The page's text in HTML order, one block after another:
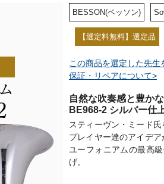
BESSON(ベッソン)
【選定料無料】選定品
この商品を選定した先生
保証・リペアについて>
自然な吹奏感と豊か
BE968-2 シルバー仕
スティーヴン・ミード
プレイヤー達のアイデ
ユーフォニアムの最高
げ。